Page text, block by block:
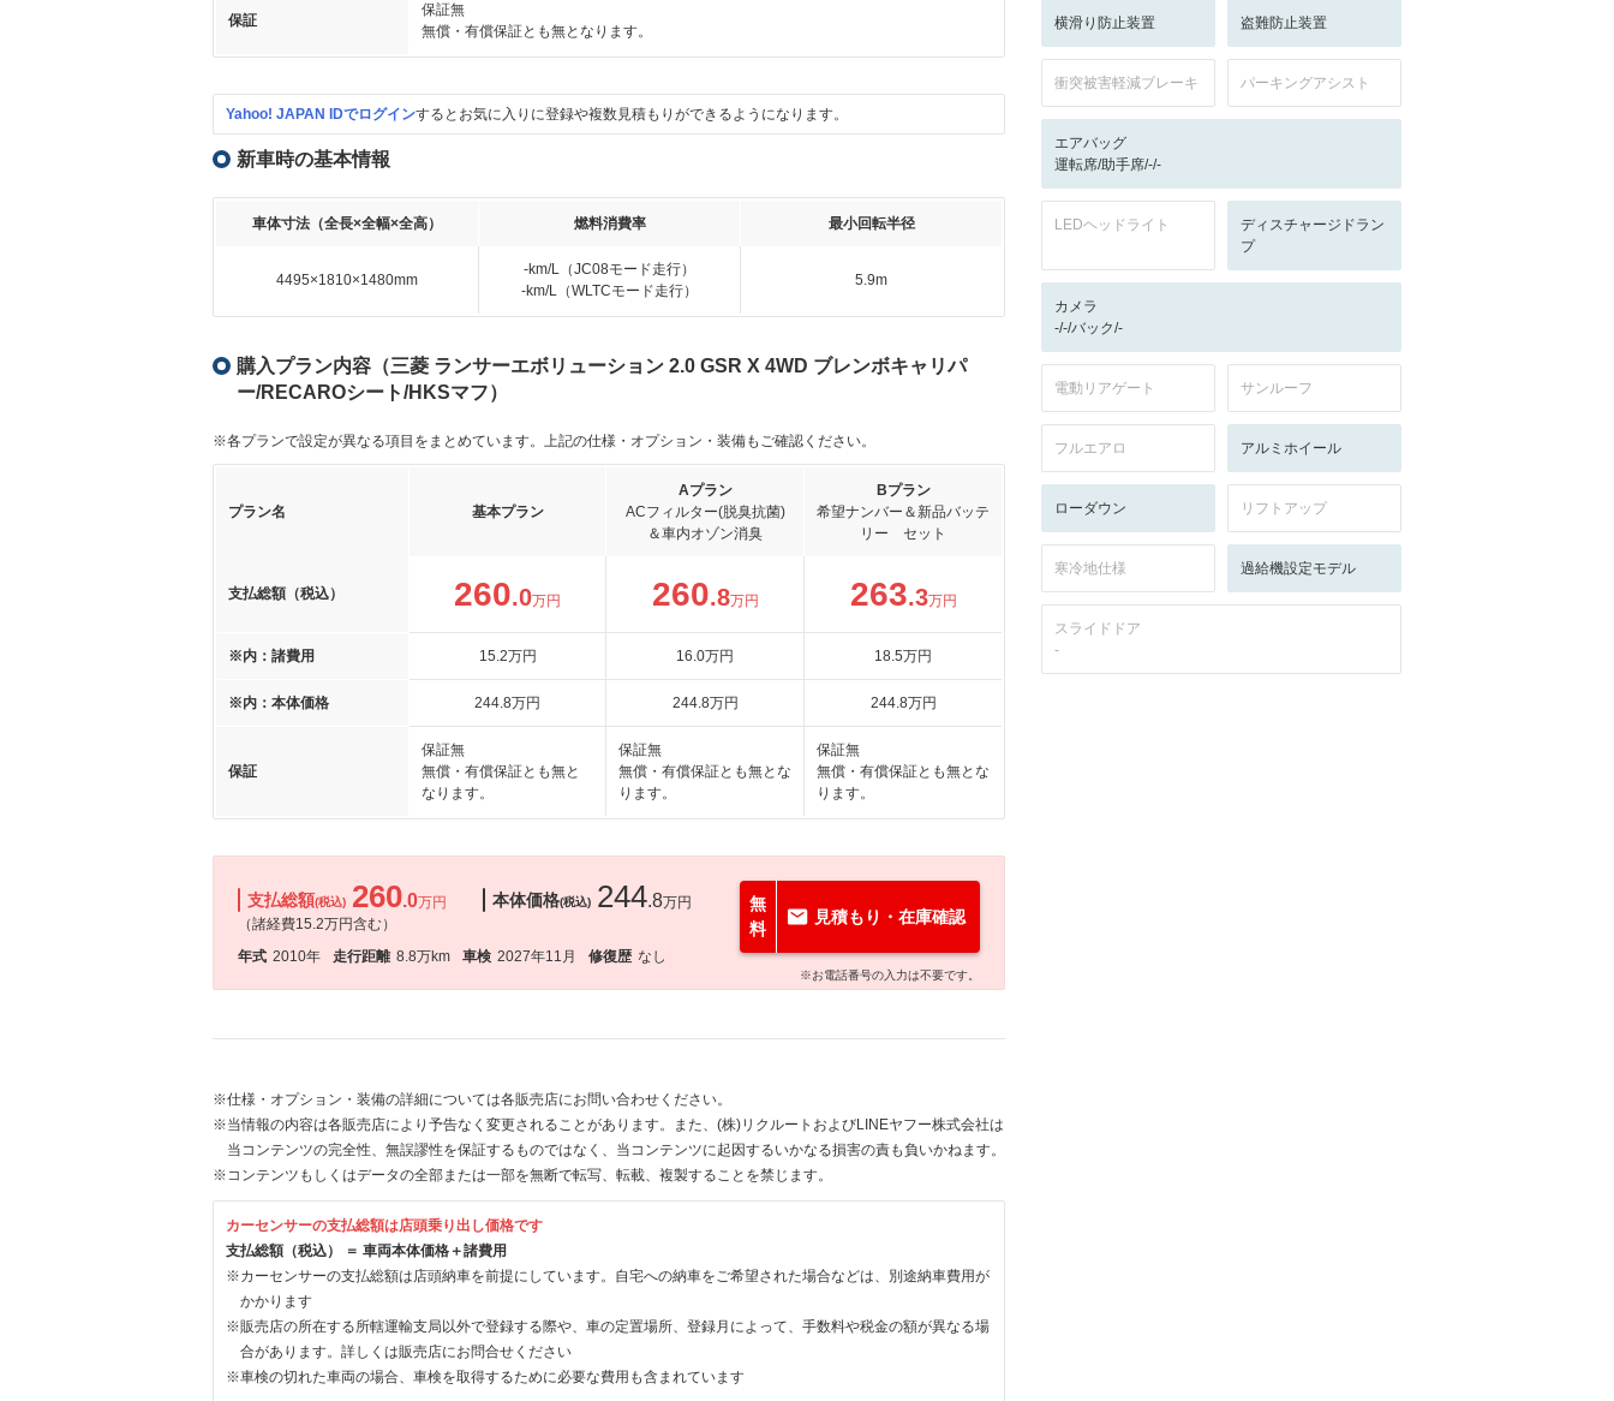
保証
保証無
無償・有償保証とも無となります。
Yahoo! JAPAN IDでログインするとお気に入りに登録や複数見積もりができるようになります。
新車時の基本情報
車体寸法（全長×全幅×全高） 燃料消費率 最小回転半径
4495×1810×1480mm
-km/L（JC08モード走行）
-km/L（WLTCモード走行）
5.9m
購入プラン内容（三菱 ランサーエボリューション 2.0 GSR X 4WD ブレンボキャリパ
ー/RECAROシート/HKSマフ）
※各プランで設定が異なる項目をまとめています。上記の仕様・オプション・装備もご確認ください。
プラン名 基本プラン
Aプラン
ACフィルター(脱臭抗菌)
＆車内オゾン消臭
Bプラン
希望ナンバー＆新品バッテ
リー セット
支払総額（税込） 260.0万円 260.8万円 263.3万円
※内：諸費用 15.2万円 16.0万円 18.5万円
※内：本体価格 244.8万円 244.8万円 244.8万円
保証
保証無
無償・有償保証とも無と
なります。
保証無
無償・有償保証とも無とな
ります。
保証無
無償・有償保証とも無とな
ります。
支払総額(税込) 260.0万円
（諸経費15.2万円含む）
本体価格(税込) 244.8万円
年式 2010年 走行距離 8.8万km 車検 2027年11月 修復歴 なし
無
料
見積もり・在庫確認
※お電話番号の入力は不要です。
※仕様・オプション・装備の詳細については各販売店にお問い合わせください。
※当情報の内容は各販売店により予告なく変更されることがあります。また、(株)リクルートおよびLINEヤフー株式会社は
当コンテンツの完全性、無誤謬性を保証するものではなく、当コンテンツに起因するいかなる損害の責も負いかねます。
※コンテンツもしくはデータの全部または一部を無断で転写、転載、複製することを禁じます。
カーセンサーの支払総額は店頭乗り出し価格です
支払総額（税込） ＝ 車両本体価格＋諸費用
※カーセンサーの支払総額は店頭納車を前提にしています。自宅への納車をご希望された場合などは、別途納車費用が
かかります
※販売店の所在する所轄運輸支局以外で登録する際や、車の定置場所、登録月によって、手数料や税金の額が異なる場
合があります。詳しくは販売店にお問合せください
※車検の切れた車両の場合、車検を取得するために必要な費用も含まれています
横滑り防止装置 盗難防止装置
衝突被害軽減ブレーキ パーキングアシスト
エアバッグ
運転席/助手席/-/-
LEDヘッドライト
ディスチャージドラン
プ
カメラ
-/-/バック/-
電動リアゲート サンルーフ
フルエアロ アルミホイール
ローダウン リフトアップ
寒冷地仕様 過給機設定モデル
スライドドア
-